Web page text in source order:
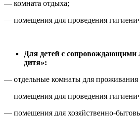
— комната отдыха;
— помещения для проведения
Для детей с
дитя»:
— отдельные комнаты для проживания
— помещения для проведения
— помещения для хозяйственно-